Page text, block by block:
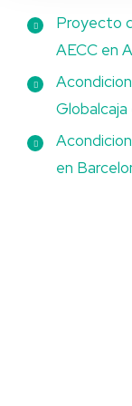
Proyecto
AECC en
en